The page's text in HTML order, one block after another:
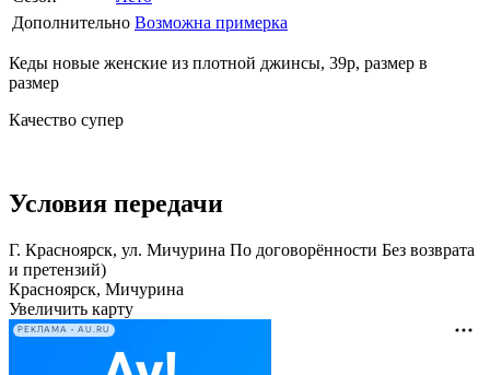
Дополнительно Возможна примерка
Кеды новые женские из плотной джинсы, 39р, размер в
размер
Качество супер
Условия передачи
Г. Красноярск, ул. Мичурина По договорённости Без возврата
и претензий)
Красноярск, Мичурина
Увеличить карту
РЕКЛАМА • AU.RU